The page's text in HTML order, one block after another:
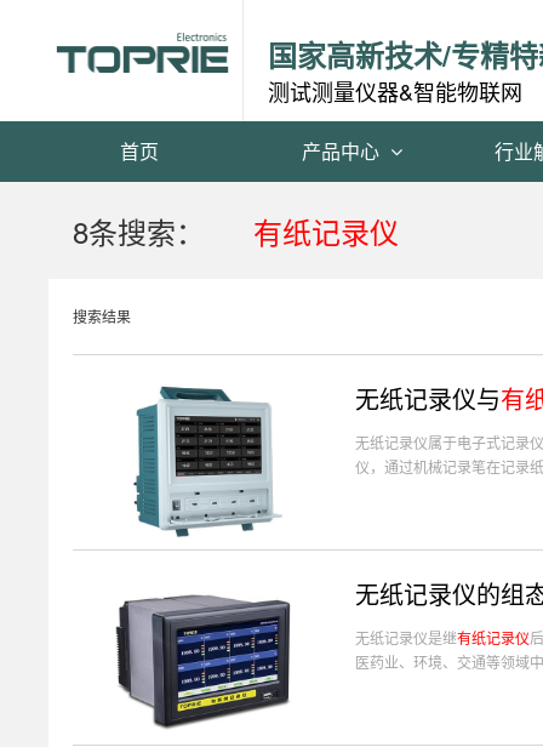
国家高新技术/专精
测试测量仪器&智能物联网
首页 产品中心 行业
8条搜索： 有纸记录仪
搜索结果
无纸记录仪与有
无纸记录仪属于电子式记录
仪，通过机械记录笔在记录
无纸记录仪的组
无纸记录仪​是继有纸记录仪
医药业、环境、交通等领域